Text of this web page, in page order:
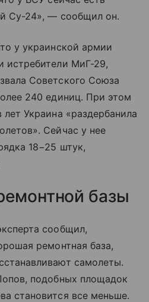
Су-24», — сообщил он.
у украинской армии
истребители МиГ-29,
Советского Союза
240 единиц. При этом
лет Украина «раздербанила
Сейчас у нее
18−25 штук,
базы
сообщил,
ремонтная база,
самолеты.
подобных площадок
становится все меньше.